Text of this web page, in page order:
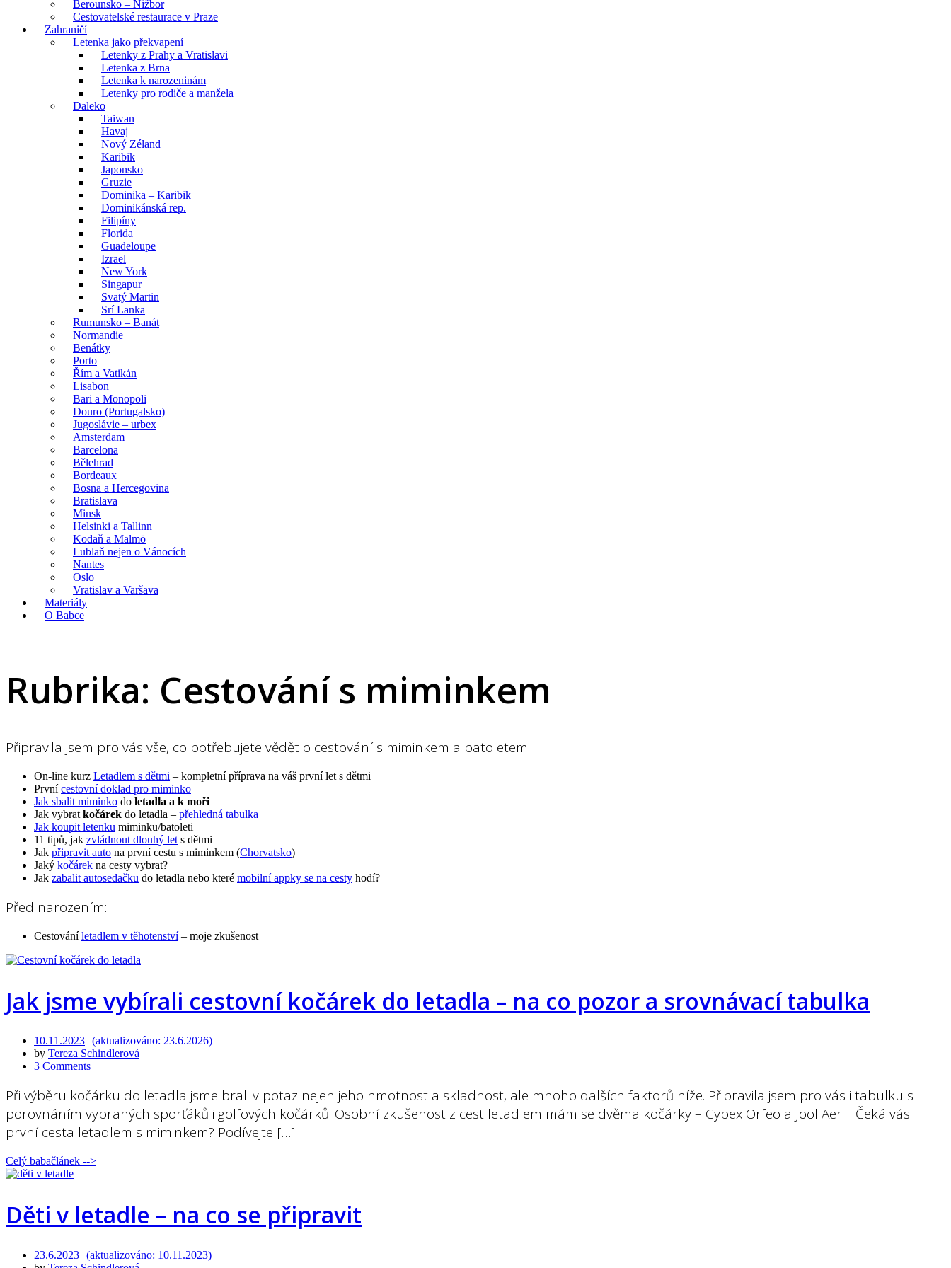
Berounsko – Nižbor
Cestovatelské restaurace v Praze
Zahraničí
Letenka jako překvapení
Letenky z Prahy a Vratislavi
Letenka z Brna
Letenka k narozeninám
Letenky pro rodiče a manžela
Daleko
Taiwan
Havaj
Nový Zéland
Karibik
Japonsko
Gruzie
Dominika – Karibik
Dominikánská rep.
Filipíny
Florida
Guadeloupe
Izrael
New York
Singapur
Svatý Martin
Srí Lanka
Rumunsko – Banát
Normandie
Benátky
Porto
Řím a Vatikán
Lisabon
Bari a Monopoli
Douro (Portugalsko)
Jugoslávie – urbex
Amsterdam
Barcelona
Bělehrad
Bordeaux
Bosna a Hercegovina
Bratislava
Minsk
Helsinki a Tallinn
Kodaň a Malmö
Lublaň nejen o Vánocích
Nantes
Oslo
Vratislav a Varšava
Materiály
O Babce
Rubrika: Cestování s miminkem
Připravila jsem pro vás vše, co potřebujete vědět o cestování s miminkem a batoletem:
On-line kurz Letadlem s dětmi – kompletní příprava na váš první let s dětmi
Prvnícestovní doklad pro miminko
Jak sbalit miminko do letadla a k moři
Jak vybrat kočárek do letadla – přehledná tabulka
Jak koupit letenku miminku/batoleti
11 tipů, jak zvládnout dlouhý let s dětmi
Jak připravit auto na první cestu s miminkem (Chorvatsko)
Jaký kočárek na cesty vybrat?
Jak zabalit autosedačku do letadla nebo které mobilní appky se na cesty hodí?
Před narozením:
Cestováníletadlem v těhotenství– moje zkušenost
Open
Jak jsme vybírali cestovní kočárek do letadla – na co pozor a srovnávací tabulka
10.11.2023
23.6.2026
by Tereza Schindlerová
3 Comments
Při výběru kočárku do letadla jsme brali v potaz nejen jeho hmotnost a skladnost, ale mnoho dalších faktorů níže. Připravila jsem pro vás i tabulku s
porovnáním vybraných sporťáků i golfových kočárků. Osobní zkušenost z cest letadlem mám se dvěma kočárky – Cybex Orfeo a Jool Aer+. Čeká vás
první cesta letadlem s miminkem? Podívejte […]
Celý babačlánek -->
Open
Děti v letadle – na co se připravit
23.6.2023
10.11.2023